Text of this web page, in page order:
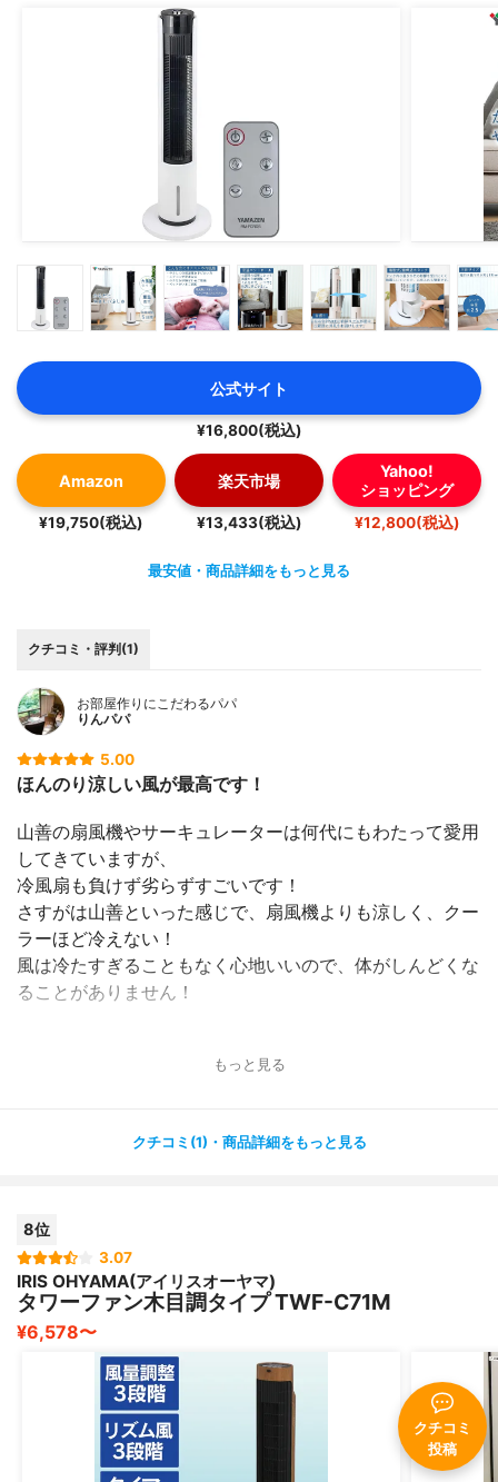
クチコミ
投稿
公式サイト
¥16,800(税込)
Amazon
¥19,750(税込)
楽天市場
¥13,433(税込)
Yahoo!
ショッピング
¥12,800(税込)
最安値・商品詳細をもっと見る
クチコミ・評判(1)
お部屋作りにこだわるパパ
りんパパ
5.00
ほんのり涼しい風が最高です！
山善の扇風機やサーキュレーターは何代にもわたって愛用
してきていますが、
冷風扇も負けず劣らずすごいです！
さすがは山善といった感じで、扇風機よりも涼しく、クー
ラーほど冷えない！
風は冷たすぎることもなく心地いいので、体がしんどくな
ることがありません！
保冷剤はちょうどいいサイズがなかなか売っていないの
スリムで場所をとらず、使い心地が良い。
価格もこのクオリティでは大満足。お気に入りです！
もっと見る
クチコミ(1)・商品詳細をもっと見る
8位
3.07
IRIS OHYAMA(アイリスオーヤマ)
タワーファン木目調タイプ TWF-C71M
¥6,578〜